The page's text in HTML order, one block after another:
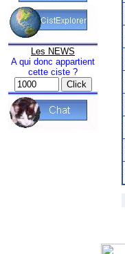
Les NEWS
A qui donc appartient
cette ciste ?